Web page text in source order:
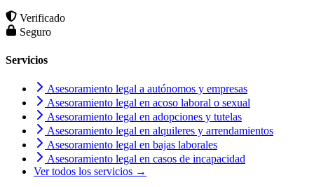
Verificado
Seguro
Servicios
Asesoramiento legal a autónomos y empresas
Asesoramiento legal en acoso laboral o sexual
Asesoramiento legal en adopciones y tutelas
Asesoramiento legal en alquileres y arrendamientos
Asesoramiento legal en bajas laborales
Asesoramiento legal en casos de incapacidad
Ver todos los servicios →